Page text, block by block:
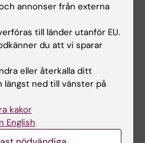
från ett obligatoriskt
innebära att den
igen tillfället förrän
efter ordinarie
rätt att delta vid
Om
underkända
något ytterligare
annonser från externa
till länder utanför EU.
du att vi sparar
eller återkalla ditt
längst ned till vänster på
kakor
English